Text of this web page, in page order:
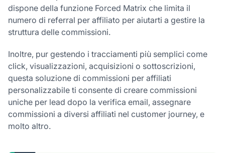
dispone della funzione Forced Matrix che limita il
numero di referral per affiliato per aiutarti a gestire la
struttura delle commissioni.
Inoltre, pur gestendo i tracciamenti più semplici come
click, visualizzazioni, acquisizioni o sottoscrizioni,
questa soluzione di commissioni per affiliati
personalizzabile ti consente di creare commissioni
uniche per lead dopo la verifica email, assegnare
commissioni a diversi affiliati nel customer journey, e
molto altro.